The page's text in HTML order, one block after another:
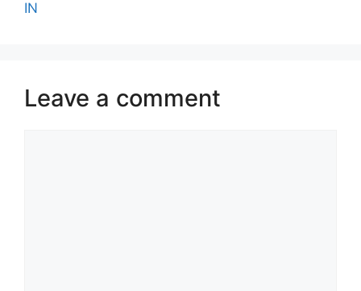
IN
Leave a comment